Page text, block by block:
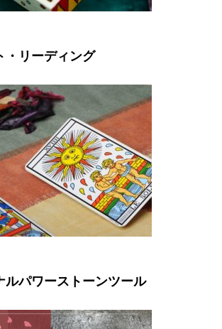
・リーディング
ルパワーストーンツール